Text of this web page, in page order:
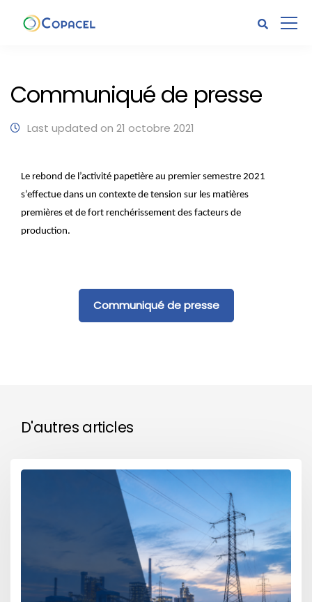
Communiqué de presse
Last updated on 21 octobre 2021
Le rebond de l’activité papetière au premier semestre 2021
s’effectue dans un contexte de tension sur les matières
premières et de fort renchérissement des facteurs de
production.
Communiqué de presse
D'autres articles